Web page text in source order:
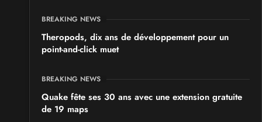
BREAKING NEWS
Theropods, dix ans de développement pour un
point-and-click muet
BREAKING NEWS
Quake fête ses 30 ans avec une extension gratuite
de 19 maps